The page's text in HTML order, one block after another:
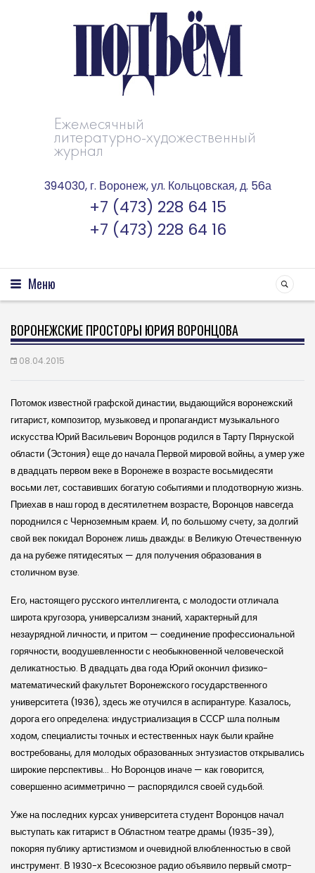
Ежемесячный
литературно-художественный
журнал
394030, г. Воронеж, ул. Кольцовская, д. 56а
+7 (473) 228 64 15
+7 (473) 228 64 16
Меню
ВОРОНЕЖСКИЕ ПРОСТОРЫ ЮРИЯ ВОРОНЦОВА
08.04.2015
Потомок известной графской династии, выдающийся воронежский
гитарист, композитор, музыковед и пропагандист музыкального
искусства Юрий Васильевич Воронцов родился в Тарту Пярнуской
области (Эстония) еще до начала Первой мировой войны, а умер уже
в двадцать первом веке в Воронеже в возрасте восьмидесяти
восьми лет, составивших богатую событиями и плодотворную жизнь.
Приехав в наш город в десятилетнем возрасте, Воронцов навсегда
породнился с Черноземным краем. И, по большому счету, за долгий
свой век покидал Воронеж лишь дважды: в Великую Отечественную
да на рубеже пятидесятых — для получения образования в
столичном вузе.
Его, настоящего русского интеллигента, с молодости отличала
широта кругозора, универсализм знаний, характерный для
незаурядной личности, и притом — соединение профессиональной
горячности, воодушевленности с необыкновенной человеческой
деликатностью. В двадцать два года Юрий окончил физико-
математический факультет Воронежского государственного
университета (1936), здесь же отучился в аспирантуре. Казалось,
дорога его определена: индустриализация в СССР шла полным
ходом, специалисты точных и естественных наук были крайне
востребованы, для молодых образованных энтузиастов открывались
широкие перспективы… Но Воронцов иначе — как говорится,
совершенно асимметрично — распорядился своей судьбой.
Уже на последних курсах университета студент Воронцов начал
выступать как гитарист в Областном театре драмы (1935-39),
покоряя публику артистизмом и очевидной влюбленностью в свой
инструмент. В 1930-х Всесоюзное радио объявило первый смотр-